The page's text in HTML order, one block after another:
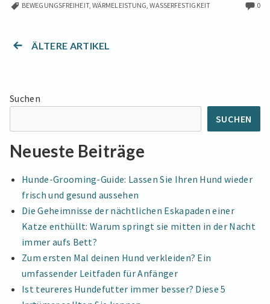
niedlich!
BEWEGUNGSFREIHEIT, WÄRMELEISTUNG,WASSERFESTIGKEIT 0
Beitragsnavigation
ÄLTERE ARTIKEL
Suchen
SUCHEN
Neueste Beiträge
Hunde-Grooming-Guide: Lassen Sie Ihren Hund wieder
frisch und gesund aussehen
Die Geheimnisse der nächtlichen Eskapaden einer
Katze enthüllt: Warum springt sie mitten in der Nacht
immer aufs Bett?
Zum ersten Mal deinen Hund verkleiden? Ein
umfassender Leitfaden für Anfänger
Ist teureres Hundefutter immer besser? Diese 5